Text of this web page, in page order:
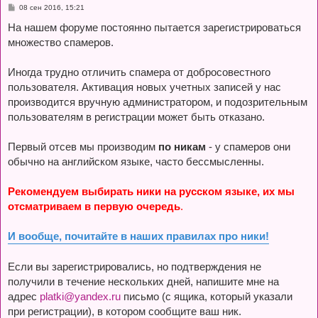
С
б
щ
е
08 сен 2016, 15:21
На нашем форуме постоянно пытается зарегистрироваться
множество спамеров.
Иногда трудно отличить спамера от добросовестного
пользователя. Активация новых учетных записей у нас
производится вручную администратором, и подозрительным
пользователям в регистрации может быть отказано.
Первый отсев мы производим по никам - у спамеров они
обычно на английском языке, часто бессмысленны.
Рекомендуем выбирать ники на русском языке, их мы
отсматриваем в первую очередь.
И вообще, почитайте в наших правилах про ники!
Если вы зарегистрировались, но подтверждения не
получили в течение нескольких дней, напишите мне на
адрес platki@yandex.ru письмо (с ящика, который указали
при регистрации), в котором сообщите ваш ник.